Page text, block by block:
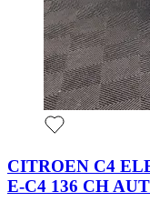
CITROEN C4
E-C4 136 CH